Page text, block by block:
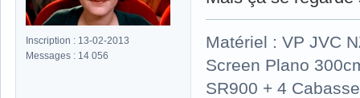
Inscription : 13-02-2013
Messages : 14 056
Matériel : VP JVC
Screen Plano
SR900 + 4